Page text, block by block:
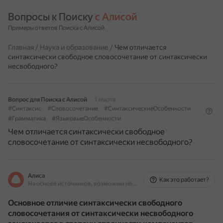
Вопросы к Поиску с Алисой
Примеры ответов Поиска с Алисой
Главная / Наука и образование / Чем отличается
синтаксически свободное словосочетание от синтаксически
несвободного?
Вопрос для Поиска с Алисой
1 марта
#Синтаксис
#Словосочетание
#СинтаксическиеОсобенности
#Грамматика
#ЯзыковыеОсобенности
Чем отличается синтаксически свободное
словосочетание от синтаксически несвободного?
Алиса
На основе источников, возможны неточности
Как это работает?
Основное отличие синтаксически свободного
словосочетания от синтаксически несвободного